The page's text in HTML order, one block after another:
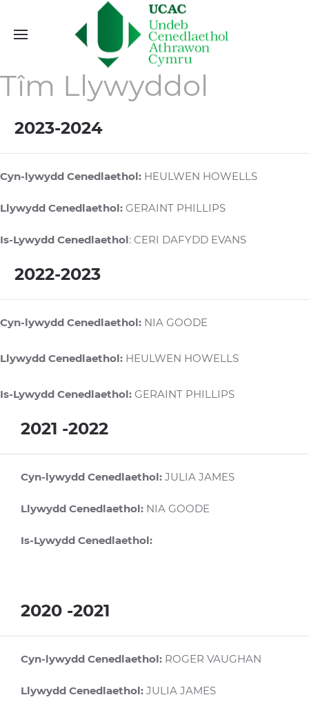
Tîm Llywyddol
2023-2024
Cyn-lywydd Cenedlaethol: HEULWEN HOWELLS
Llywydd Cenedlaethol: GERAINT PHILLIPS
Is-Lywydd Cenedlaethol: CERI DAFYDD EVANS
2022-2023
Cyn-lywydd Cenedlaethol: NIA GOODE
Llywydd Cenedlaethol: HEULWEN HOWELLS
Is-Lywydd Cenedlaethol: GERAINT PHILLIPS
2021 -2022
Cyn-lywydd Cenedlaethol: JULIA JAMES
Llywydd Cenedlaethol: NIA GOODE
Is-Lywydd Cenedlaethol:
2020 -2021
Cyn-lywydd Cenedlaethol: ROGER VAUGHAN
Llywydd Cenedlaethol: JULIA JAMES